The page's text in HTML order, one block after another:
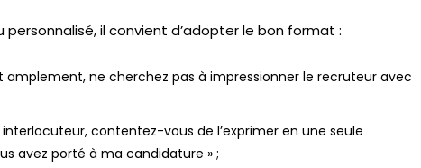
il convient d’adopter le bon format :
amplement, ne cherchez pas à impressionner le recruteur avec
contentez-vous de l’exprimer en une seule
avez porté à ma candidature » ;